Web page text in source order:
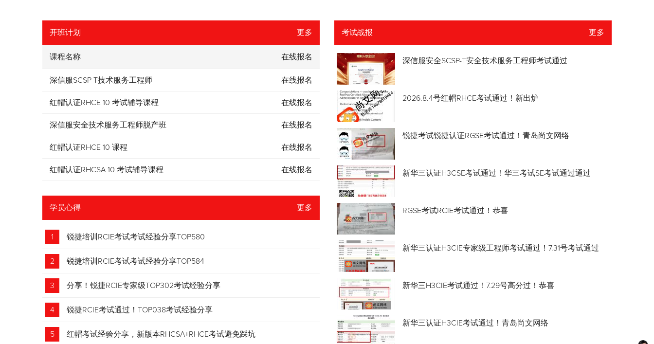
开班计划 更多
课程名称 在线报名
深信服SCSP-T技术服务工程师 在线报名
红帽认证RHCE 10 考试辅导课程 在线报名
深信服安全技术服务工程师脱产班 在线报名
红帽认证RHCE 10 课程 在线报名
红帽认证RHCSA 10 考试辅导课程 在线报名
学员心得 更多
1 锐捷培训RCIE考试考试经验分享TOP580
2 锐捷培训RCIE考试考试经验分享TOP584
3 分享！锐捷RCIE专家级TOP302考试经验分享
4 锐捷RCIE考试通过！TOP038考试经验分享
5 红帽考试经验分享，新版本RHCSA+RHCE考试避免踩坑
考试战报 更多
深信服安全SCSP-T安全技术服务工程师考试通过
2026.8.4号红帽RHCE考试通过！新出炉
锐捷考试锐捷认证RGSE考试通过！青岛尚文网络
新华三认证H3CSE考试通过！华三考试SE考试通过通过
RGSE考试RCIE考试通过！恭喜
新华三认证H3CIE专家级工程师考试通过！7.31号考试通过
新华三H3CIE考试通过！7.29号高分过！恭喜
新华三认证H3CIE考试通过！青岛尚文网络